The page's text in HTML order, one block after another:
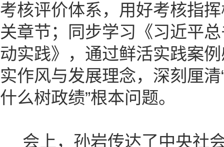
考核评价体系，用好考核指
关章节；同步学习《习近平
动实践》，通过鲜活实践案
实作风与发展理念，深刻厘
什么树政绩”根本问题。
会上，孙岩传达了中央社